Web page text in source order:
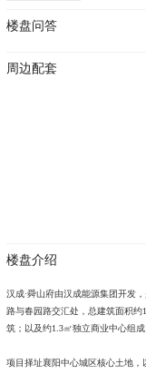
楼盘问答
周边配套
楼盘介绍
汉成·舜山府由汉成能源集团开发
路与春园路交汇处，总建筑面积约
筑；以及约1.3㎡独立商业中心组成
项目择址襄阳中心城区核心土地